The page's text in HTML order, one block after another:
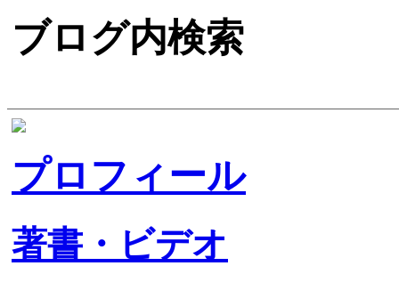
ブログ内検索
プロフィール
著書・ビデオ